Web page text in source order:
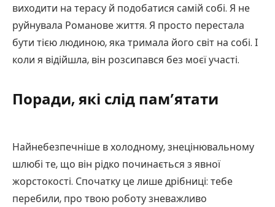
виходити на терасу й подобатися самій собі. Я не
руйнувала Романове життя. Я просто перестала
бути тією людиною, яка тримала його світ на собі. І
коли я відійшла, він розсипався без моєї участі.
Поради, які слід пам’ятати
Найнебезпечніше в холодному, знецінювальному
шлюбі те, що він рідко починається з явної
жорстокості. Спочатку це лише дрібниці: тебе
перебили, про твою роботу зневажливо